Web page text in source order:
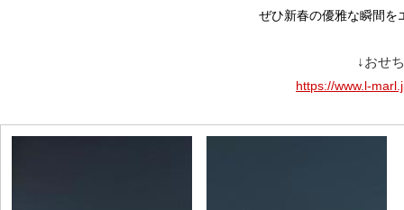
ぜひ新春の優雅な瞬間を
↓おせ
https://www.l-